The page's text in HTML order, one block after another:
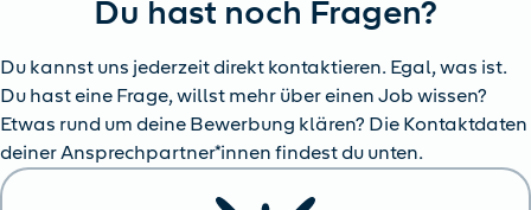
Du hast noch Fragen?
Du kannst uns jederzeit direkt kontaktieren. Egal, was ist.
Du hast eine Frage, willst mehr über einen Job wissen?
Etwas rund um deine Bewerbung klären? Die Kontaktdaten
deiner Ansprechpartner*innen findest du unten.